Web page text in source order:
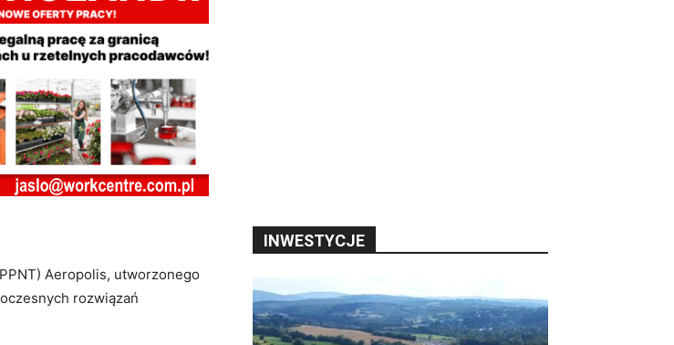
Aeropolis, utworzonego
rozwiązań
INWESTYCJE